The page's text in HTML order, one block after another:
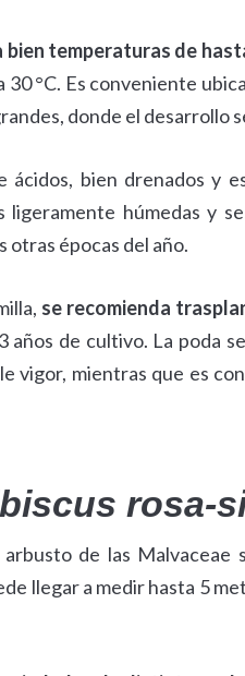
temperaturas de
°C. Es conveniente
donde el desarrollo
ácidos, bien drenados y
ligeramente húmedas y
otras épocas del año.
se recomienda
años de cultivo. La poda
vigor, mientras que es
rosa-
de las
llegar a medir hasta 5